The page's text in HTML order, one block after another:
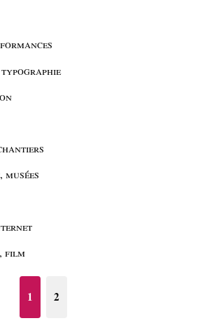
film
1 2